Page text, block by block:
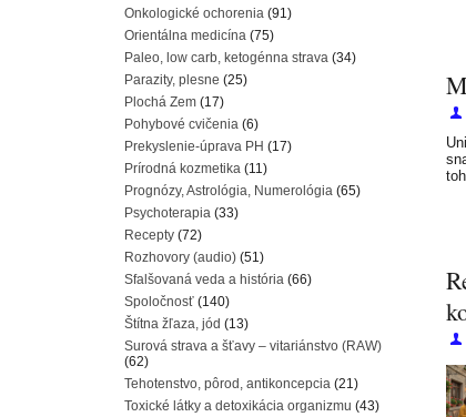
Onkologické ochorenia (91)
Orientálna medicína (75)
Paleo, low carb, ketogénna strava (34)
Parazity, plesne (25)
Plochá Zem (17)
Pohybové cvičenia (6)
Prekyslenie-úprava PH (17)
Prírodná kozmetika (11)
Prognózy, Astrológia, Numerológia (65)
Psychoterapia (33)
Recepty (72)
Rozhovory (audio) (51)
Sfalšovaná veda a história (66)
Spoločnosť (140)
Štítna žľaza, jód (13)
Surová strava a šťavy – vitariánstvo (RAW)
(62)
Tehotenstvo, pôrod, antikoncepcia (21)
Toxické látky a detoxikácia organizmu (43)